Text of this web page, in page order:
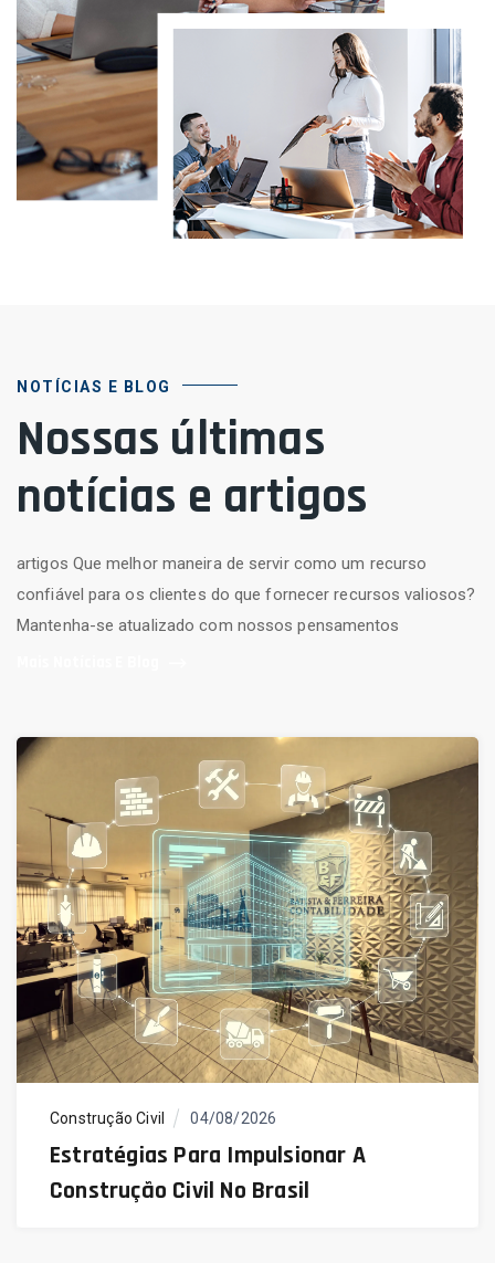
NOTÍCIAS E BLOG
Nossas últimas
notícias e artigos
artigos Que melhor maneira de servir como um recurso
confiável para os clientes do que fornecer recursos valiosos?
Mantenha-se atualizado com nossos pensamentos
Construção Civil 04/08/2026
Estratégias Para Impulsionar A
Construção Civil No Brasil